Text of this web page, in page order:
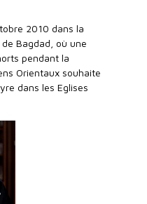
2010 dans la
Bagdad, où une
pendant la
Orientaux souhaite
dans les Eglises